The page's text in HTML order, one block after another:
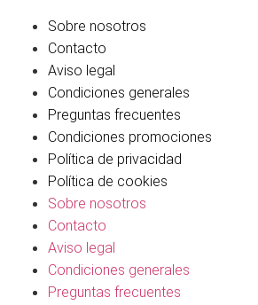
Sobre nosotros
Contacto
Aviso legal
Condiciones generales
Preguntas frecuentes
Condiciones promociones
Política de privacidad
Política de cookies
Sobre nosotros
Contacto
Aviso legal
Condiciones generales
Preguntas frecuentes